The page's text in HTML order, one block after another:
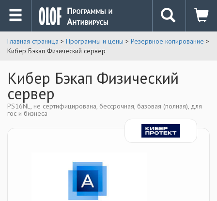
Главная страница > Программы и цены > Резервное копирование >
Кибер Бэкап Физический сервер
Кибер Бэкап Физический
сервер
PS16NL, не сертифицирована, бессрочная, базовая (полная), для
гос и бизнеса